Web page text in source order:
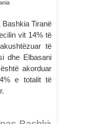
Bashkia Tiranë
vit 14% të
të
dhe Elbasani
akorduar
e totalit të